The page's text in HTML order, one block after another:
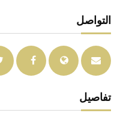
التواصل
تفاصيل